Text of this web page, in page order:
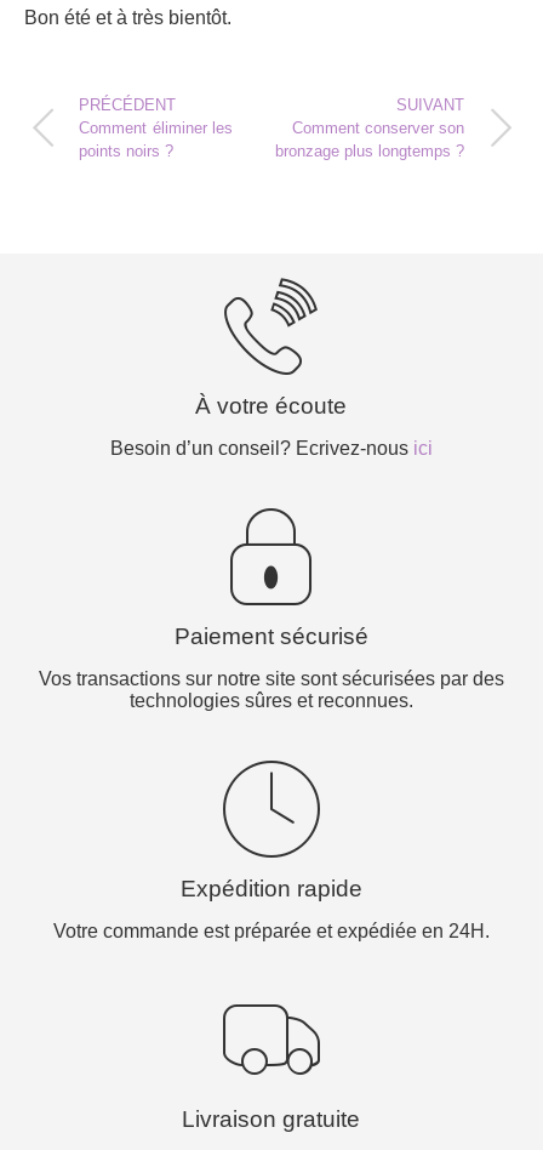
Bon été et à très bientôt.
PRÉCÉDENT
Comment éliminer les
points noirs ?
SUIVANT
Comment conserver son
bronzage plus longtemps ?
À votre écoute
Besoin d’un conseil? Ecrivez-nous ici
Paiement sécurisé
Vos transactions sur notre site sont sécurisées par des
technologies sûres et reconnues.
Expédition rapide
Votre commande est préparée et expédiée en 24H.
Livraison gratuite